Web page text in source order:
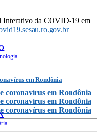
Interativo da COVID-19 em
em Rondônia
coronavírus em Rondônia
coronavírus em Rondônia
coronavírus em Rondônia